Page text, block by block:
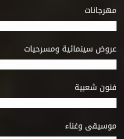
وقدرة النساء
أنفسهن على
التعبئة
لمصلحتهن
الخاصة
والطرق التي
فهمت بها
النساء
الإسلام
والاستدلال
منه على
المجتمع
مهرجانات
عروض سينمائية ومسرحيات
فنون شعبية
موسيقى وغناء